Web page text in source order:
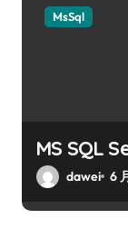
MsSql
MS SQL
dawei 6